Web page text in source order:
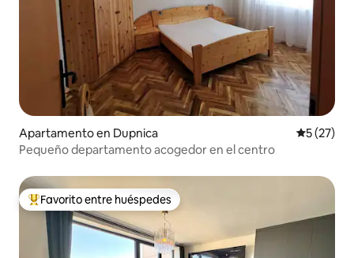
Apartamento en Dupnica
5 (27)
Pequeño departamento acogedor en el centro
Favorito entre huéspedes preferido
Favorito entre huéspedes